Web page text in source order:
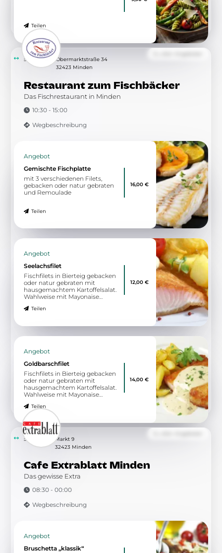
Teilen
Restaurant zum Fischbäcker
Das Fischrestaurant in Minden
10:30 - 15:00
Wegbeschreibung
5.44 km
Obermarktstraße 34
32423 Minden
Angebot
Gemischte Fischplatte
mit 3 verschiedenen Filets,
gebacken oder natur gebraten
und Remoulade
Teilen
16,00 €
Angebot
Seelachsfilet
Fischfilets in Bierteig gebacken
oder natur gebraten mit
hausgemachtem Kartoffelsalat.
Wahlweise mit Mayonaise
angemacht oder mit Essig, Öl
und Speck
Teilen
12,00 €
Angebot
Goldbarschfilet
Fischfilets in Bierteig gebacken
oder natur gebraten mit
hausgemachtem Kartoffelsalat.
Wahlweise mit Mayonaise
angemacht oder mit Essig, Öl
und Speck
Teilen
14,00 €
Cafe Extrablatt Minden
Das gewisse Extra
08:30 - 00:00
Wegbeschreibung
5.59 km
Markt 9
32423 Minden
Angebot
Bruschetta „klassik“